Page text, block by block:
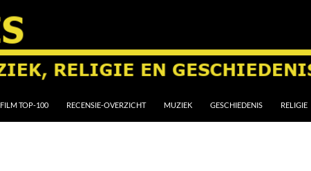
FILM TOP-100 RECENSIE-OVERZICHT MUZIEK GESCHIEDENIS RELIGIE